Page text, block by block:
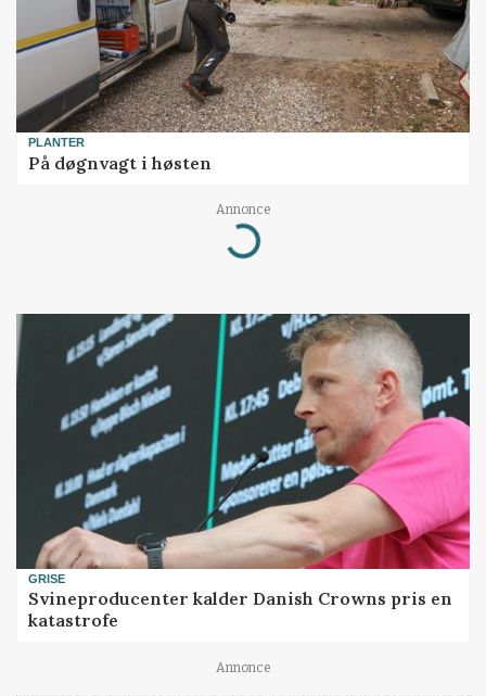
PLANTER
På døgnvagt i høsten
Annonce
Loading...
GRISE
Svineproducenter kalder Danish Crowns pris en
katastrofe
Annonce